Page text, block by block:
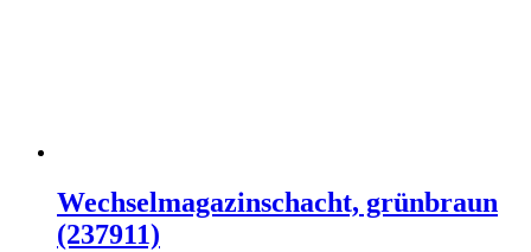
Wechselmagazinschacht, grünbraun
(237911)